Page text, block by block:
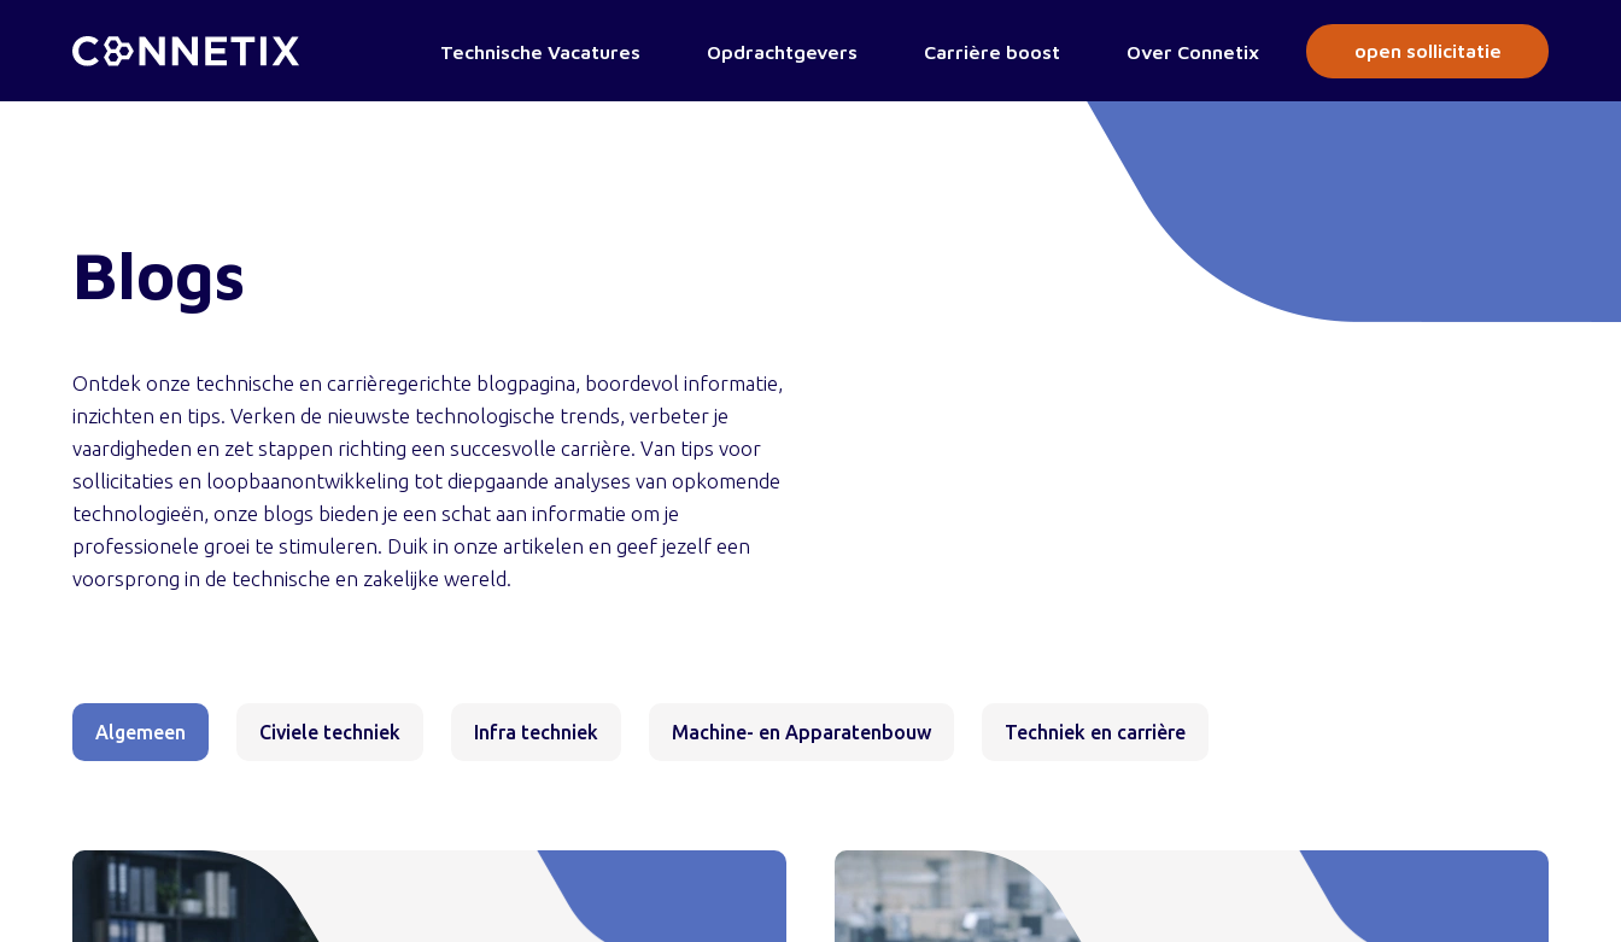
Technische Vacatures Opdrachtgevers Carrière boost Over Connetix open sollicitatie
Blogs
Ontdek onze technische en carrièregerichte blogpagina, boordevol informatie,
inzichten en tips. Verken de nieuwste technologische trends, verbeter je
vaardigheden en zet stappen richting een succesvolle carrière. Van tips voor
sollicitaties en loopbaanontwikkeling tot diepgaande analyses van opkomende
technologieën, onze blogs bieden je een schat aan informatie om je
professionele groei te stimuleren. Duik in onze artikelen en geef jezelf een
voorsprong in de technische en zakelijke wereld.
Algemeen Civiele techniek Infra techniek Machine- en Apparatenbouw Techniek en carrière